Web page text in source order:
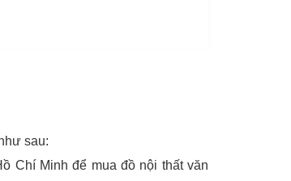
sau:
Chí Minh để mua đồ nội thất văn